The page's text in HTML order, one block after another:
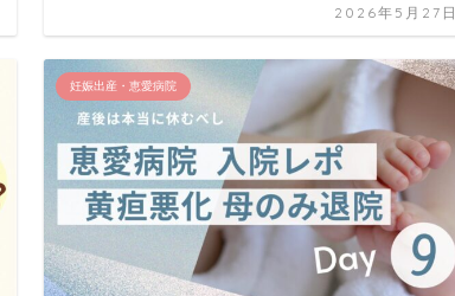
2026年5月27日
妊娠出産・恵愛病院